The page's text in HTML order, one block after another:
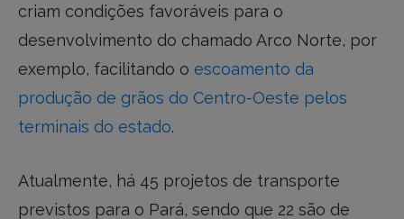
criam condições favoráveis para o
desenvolvimento do chamado Arco Norte, por
exemplo, facilitando o escoamento da
produção de grãos do Centro-Oeste pelos
terminais do estado.
Atualmente, há 45 projetos de transporte
previstos para o Pará, sendo que 22 são de